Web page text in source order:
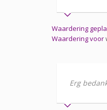
Waardering
Waardering voor
Erg